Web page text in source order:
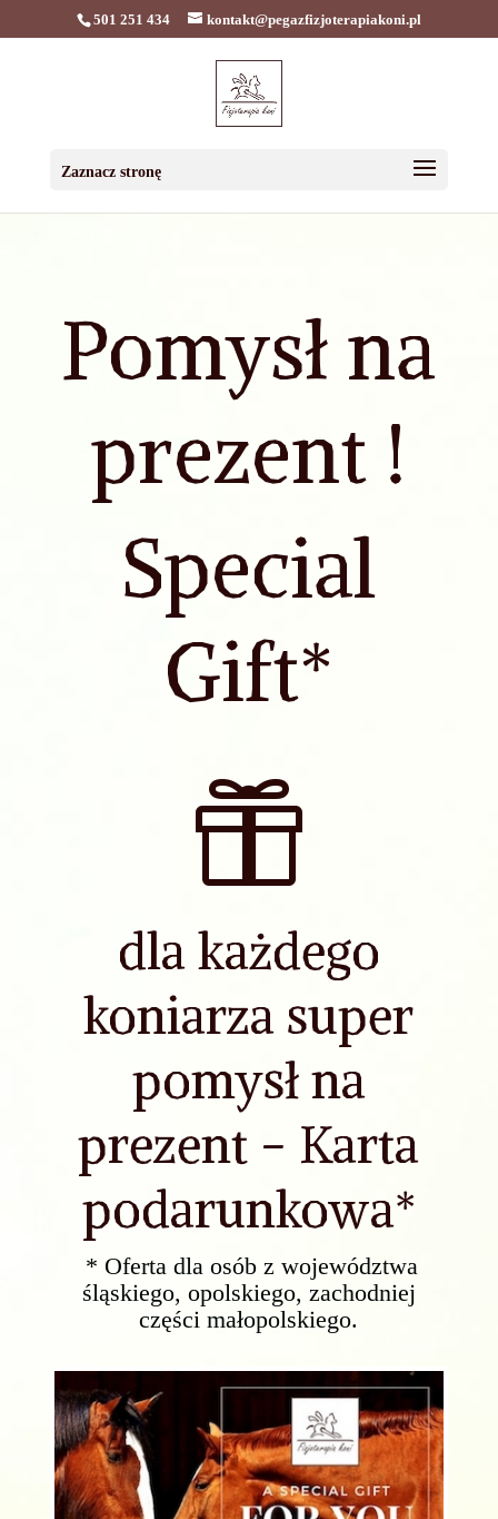
501 251 434 kontakt@pegazfizjoterapiakoni.pl
Zaznacz stronę
Pomysł na
prezent !
Special
Gift*

dla każdego
koniarza super
pomysł na
prezent - Karta
podarunkowa*
* Oferta dla osób z województwa
śląskiego, opolskiego, zachodniej
części małopolskiego.